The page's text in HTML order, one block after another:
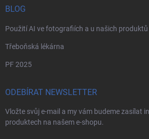
BLOG
Použití AI ve fotografiích a u našich produktů
Třeboňská lékárna
PF 2025
ODEBÍRAT NEWSLETTER
Vložte svůj e-mail a my vám budeme zasílat
produktech na našem e-shopu.